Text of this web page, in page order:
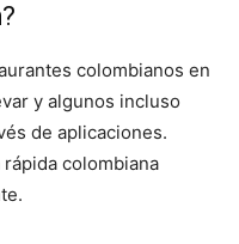
colombianos en
y algunos incluso
de aplicaciones.
colombiana